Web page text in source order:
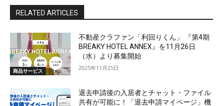
RELATED ARTICLES
商品サービス
不動産クラファン「利回りくん」 『第4期
BREAKY HOTEL ANNEX』を11月26日
（水）より募集開始
2025年11月25日
退去申請後の入居者とチャット・ファイル
共有が可能に！「退去申請マイページ」機